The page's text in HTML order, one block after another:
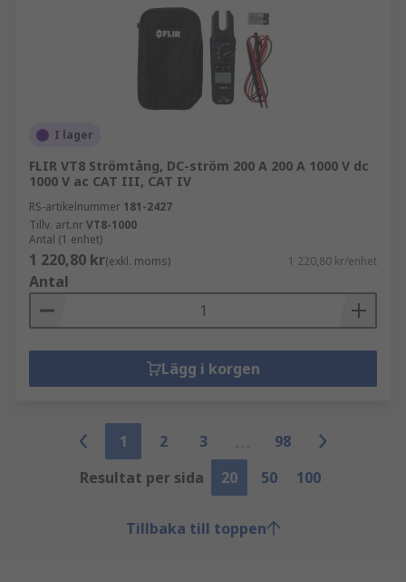
I lager
FLIR VT8 Strömtång, DC-ström 200 A 200 A 1000 V dc
1000 V ac CAT III, CAT IV
RS-artikelnummer 181-2427
Tillv. art.nrVT8-1000
Antal (1 enhet)
1 220,80 kr(exkl. moms) 1 220,80 kr/enhet
Antal
Lägg i korgen
1 2 3
98
Resultat per sida
20 50 100
Tillbaka till toppen